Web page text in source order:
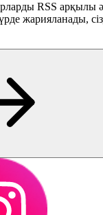
RSS арқылы
жарияланады,